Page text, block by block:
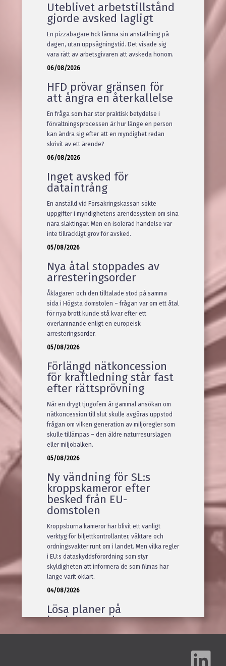
Notera att om du fått detta dokument
som en sökträff men inte hittar
informationen du söker på denna sida
så är det troligt att träffen gjorts i filen.
Allt material © Lex Press AB
Uteblivet arbetstillstånd
gjorde avsked lagligt
En pizzabagare fick lämna sin anställning på
dagen, utan uppsägningstid. Det visade sig
vara rätt av arbetsgivaren att avskeda honom.
06/08/2026
HFD prövar gränsen för
att ångra en återkallelse
En fråga som har stor praktisk betydelse i
förvaltningsprocessen är hur länge en person
kan ändra sig efter att en myndighet redan
skrivit av ett ärende?
06/08/2026
Inget avsked för
dataintrång
En anställd vid Försäkringskassan sökte
uppgifter i myndighetens ärendesystem om sina
nära släktingar. Men en isolerad händelse var
inte tillräckligt grov för avsked.
05/08/2026
Nya åtal stoppades av
arresteringsorder
Åklagaren och den tilltalade stod på samma
sida i Högsta domstolen – frågan var om ett åtal
för nya brott kunde stå kvar efter ett
överlämnande enligt en europeisk
arresteringsorder.
05/08/2026
Förlängd nätkoncession
för kraftledning står fast
efter rättsprövning
När en drygt tjugofem år gammal ansökan om
nätkoncession till slut skulle avgöras uppstod
frågan om vilken generation av miljöregler som
skulle tillämpas – den äldre naturresurslagen
eller miljöbalken.
05/08/2026
Ny vändning för SL:s
kroppskameror efter
besked från EU-
domstolen
Kroppsburna kameror har blivit ett vanligt
verktyg för biljettkontrollanter, väktare och
ordningsvakter runt om i landet. Men vilka regler
i EU:s dataskyddsförordning som styr
skyldigheten att informera de som filmas har
länge varit oklart.
04/08/2026
Lösa planer på
konkurrerande
verksamhet räcker inte